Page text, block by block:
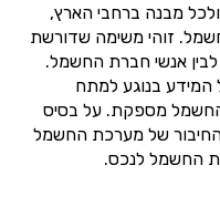
מבנה ברחבי הארץ,
זוהי משימה שדורשת
אנשי חברת החשמל.
בנוגע למתח
החשמל מספקת. על בסיס
החיבור של מערכת החשמל
החשמל לנכס.